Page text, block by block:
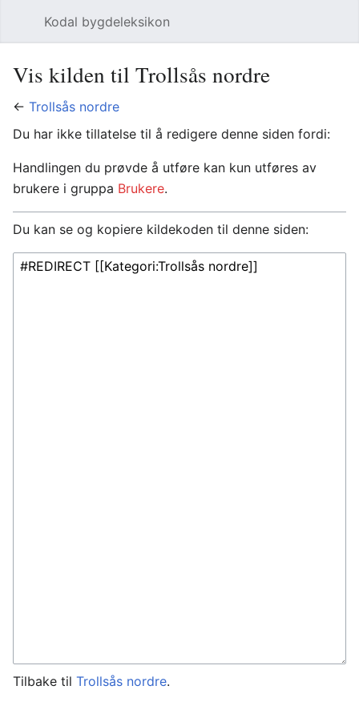
Kodal bygdeleksikon
Vis kilden til Trollsås nordre
← Trollsås nordre
Du har ikke tillatelse til å redigere denne siden fordi:
Handlingen du prøvde å utføre kan kun utføres av
brukere i gruppa Brukere.
Du kan se og kopiere kildekoden til denne siden:
Tilbake til Trollsås nordre.